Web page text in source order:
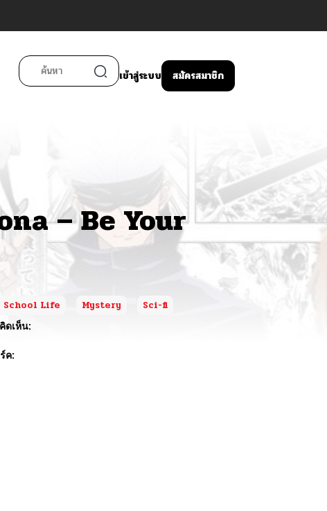
เข้าสู่ระบบ สมัครสมาชิก
– Be Your
School Life Mystery
Sci-fi
ดเห็น:
ค: